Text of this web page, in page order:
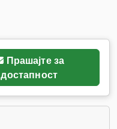
Прашајте за
достапност